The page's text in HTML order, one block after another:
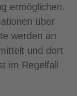
ermöglichen.
über
werden an
und dort
im Regelfall